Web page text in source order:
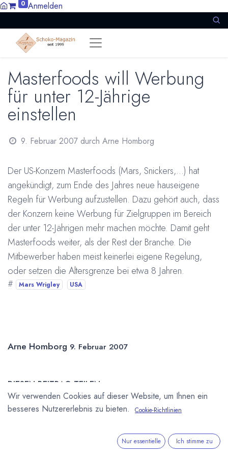
0 Anmelden
Masterfoods will Werbung
für unter 12-Jährige
einstellen
9. Februar 2007 durch Arne Homborg
Der US-Konzern Masterfoods (Mars, Snickers,...) hat
angekündigt, zum Ende des Jahres neue hauseigene
Regeln für Werbung aufzustellen. Dazu gehört auch, dass
der Konzern keine Werbung für Zielgruppen im Bereich
der unter 12-Jährigen mehr machen möchte. Damit geht
Masterfoods weiter, als der Rest der Branche. Die
Mitbewerber haben meist keinerlei eigene Regelung,
oder setzen die Altersgrenze bei etwa 8 Jahren.
# Mars Wrigley USA
Arne Homborg 9. Februar 2007
DIESEN BEITRAG TEILEN
Wir verwenden Cookies auf dieser Website, um Ihnen ein
besseres Nutzererlebnis zu bieten.
Cookie-Richtlinien
Nur essentielle Ich stimme zu